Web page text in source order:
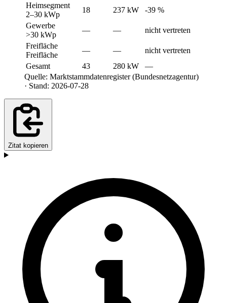
Heimsegment
2–30 kWp
18 237 kW
-39 %
Gewerbe
>30 kWp
— —
nicht vertreten
Freifläche
Freifläche
— —
nicht vertreten
Gesamt
43 280 kW
—
Quelle: Marktstammdatenregister (Bundesnetzagentur)
· Stand: 2026-07-28
Zitat kopieren